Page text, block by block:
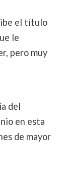
el título
le
pero muy
del
en esta
de mayor